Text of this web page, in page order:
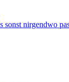
sonst nirgendwo